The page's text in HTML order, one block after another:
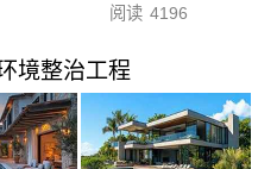
阅读 4196
境整治工程